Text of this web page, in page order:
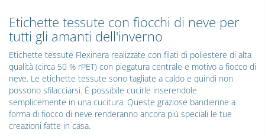
Etichette tessute con fiocchi di neve per
tutti gli amanti dell'inverno
Etichette tessute Flexinera realizzate con filati di poliestere di alta
qualità (circa 50 % rPET) con piegatura centrale e motivo a fiocco di
neve. Le etichette tessute sono tagliate a caldo e quindi non
possono sfilacciarsi. È possibile cucirle inserendole
semplicemente in una cucitura. Queste graziose bandierine a
forma di fiocco di neve renderanno ancora più speciali le tue
creazioni fatte in casa.